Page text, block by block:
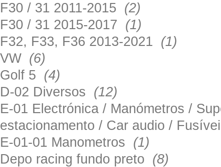
F30 / 31 2011-2015 (2)
F30 / 31 2015-2017 (1)
F32, F33, F36 2013-2021 (1)
VW (6)
Golf 5 (4)
D-02 Diversos (12)
E-01 Electrónica / Manómetros /
estacionamento / Car audio /
E-01-01 Manometros (1)
Depo racing fundo preto (8)